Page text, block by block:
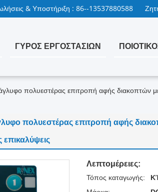
& Υποστήριξη : 86--13537880588
ΓΎΡΟΣ ΕΡΓΟΣΤΑΣΊΩΝ
πολυεστέρας επιτροπή αφής διακοπτών
πολυεστέρας επιτροπή αφής
επικαλύψεις
Λεπτομέρειες:
Τόπος καταγωγής: